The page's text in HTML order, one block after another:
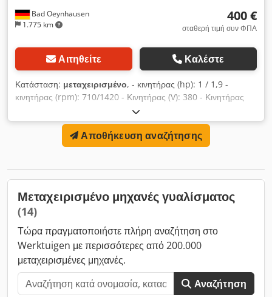
Bad Oeynhausen
1.775 km
400 €
σταθερή τιμή συν ΦΠΑ
Αιτηθείτε Καλέστε
Κατάσταση: μεταχειρισμένο, - κινητήρας (hp): 1 / 1,9 -
κινητήρας (rpm): 710/1420 - Κινητήρας (V): 380 - Κινητήρας
(A): 3,7 / 3,8 Crodpfx Ahem R Ilo Uof
Αποθήκευση αναζήτησης
Μεταχειρισμένο μηχανές γυαλίσματος
(14)
Τώρα πραγματοποιήστε πλήρη αναζήτηση στο
Werktuigen με περισσότερες από 200.000
μεταχειρισμένες μηχανές.
Αναζήτηση